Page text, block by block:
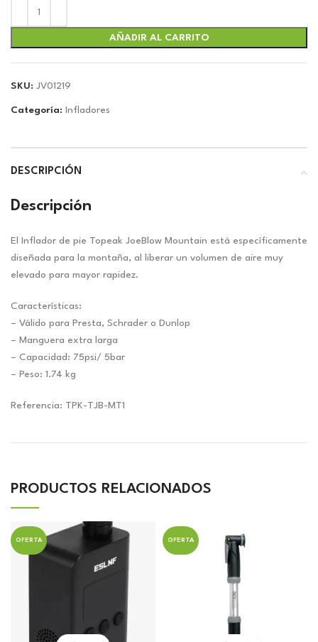
era:
$46.70.
AÑADIR AL CARRITO
SKU: JV01219
Categoría: Infladores
DESCRIPCIÓN
Descripción
El Inflador de pie Topeak JoeBlow Mountain está específicamente
diseñada para la montaña, al liberar un volumen de aire muy
elevado para mayor rapidez.
Características:
– Válido para Presta, Schrader o Dunlop
– Manguera extra larga
– Capacidad: 75psi/ 5bar
– Peso: 1.74 kg
Referencia: TPK-TJB-MT1
PRODUCTOS RELACIONADOS
OFERTA OFERTA